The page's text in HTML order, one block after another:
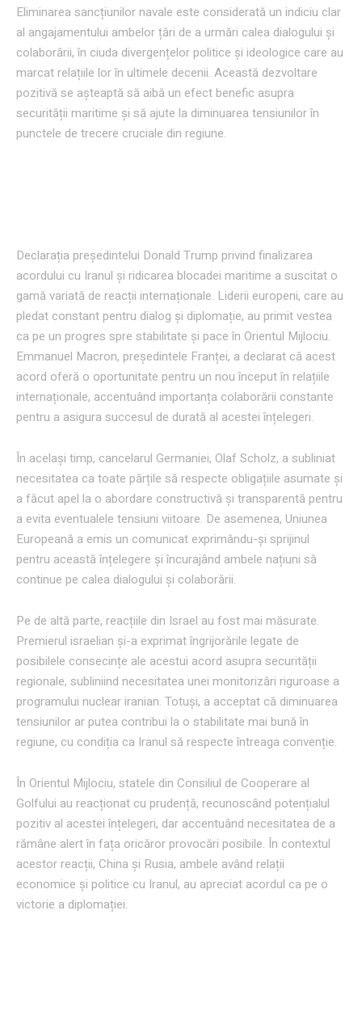
Eliminarea sancțiunilor navale este considerată un indiciu clar
al angajamentului ambelor țări de a urmări calea dialogului și
colaborării, în ciuda divergențelor politice și ideologice care au
marcat relațiile lor în ultimele decenii. Această dezvoltare
pozitivă se așteaptă să aibă un efect benefic asupra
securității maritime și să ajute la diminuarea tensiunilor în
punctele de trecere cruciale din regiune.
Declarația președintelui Donald Trump privind finalizarea
acordului cu Iranul și ridicarea blocadei maritime a suscitat o
gamă variată de reacții internaționale. Liderii europeni, care au
pledat constant pentru dialog și diplomație, au primit vestea
ca pe un progres spre stabilitate și pace în Orientul Mijlociu.
Emmanuel Macron, președintele Franței, a declarat că acest
acord oferă o oportunitate pentru un nou început în relațiile
internaționale, accentuând importanța colaborării constante
pentru a asigura succesul de durată al acestei înțelegeri.
În același timp, cancelarul Germaniei, Olaf Scholz, a subliniat
necesitatea ca toate părțile să respecte obligațiile asumate și
a făcut apel la o abordare constructivă și transparentă pentru
a evita eventualele tensiuni viitoare. De asemenea, Uniunea
Europeană a emis un comunicat exprimându-și sprijinul
pentru această înțelegere și încurajând ambele națiuni să
continue pe calea dialogului și colaborării.
Pe de altă parte, reacțiile din Israel au fost mai măsurate.
Premierul israelian și-a exprimat îngrijorările legate de
posibilele consecințe ale acestui acord asupra securității
regionale, subliniind necesitatea unei monitorizări riguroase a
programului nuclear iranian. Totuși, a acceptat că diminuarea
tensiunilor ar putea contribui la o stabilitate mai bună în
regiune, cu condiția ca Iranul să respecte întreaga convenție.
În Orientul Mijlociu, statele din Consiliul de Cooperare al
Golfului au reacționat cu prudență, recunoscând potențialul
pozitiv al acestei înțelegeri, dar accentuând necesitatea de a
rămâne alert în fața oricăror provocări posibile. În contextul
acestor reacții, China și Rusia, ambele având relații
economice și politice cu Iranul, au apreciat acordul ca pe o
victorie a diplomației.